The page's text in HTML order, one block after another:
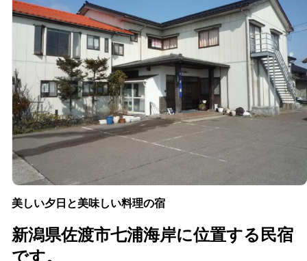
美しい夕日と美味しい料理の宿
新潟県佐渡市七浦海岸に位置する民宿
です。